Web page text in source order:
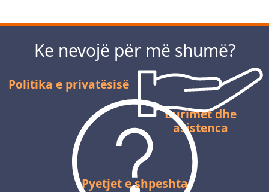
Përpara
Ke nevojë për më shumë?
Politika e privatësisë
Burimet dhe
asistenca
Pyetjet e shpeshta